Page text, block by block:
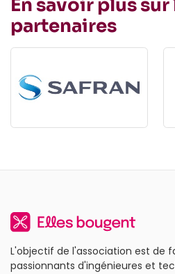
En savoir plus sur
partenaires
L'objectif de l'association est de
passionnants d'ingénieures et